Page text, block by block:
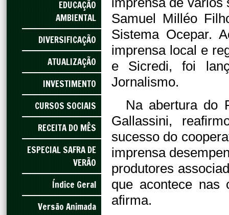
EDUCAÇÃO
AMBIENTAL
DIVERSIFICAÇÃO
ATUALIZAÇÃO
INVESTIMENTO
CURSOS SOCIAIS
RECEITA DO MÊS
ESPECIAL SAFRA DE
VERÃO
Índice Geral
Versão Animada
Samuel Milléo
Sistema Ocepar.
imprensa local e
e Sicredi, foi
Jornalismo.
Na abertura do
Gallassini,
sucesso do
imprensa
produtores
que acontece nas
afirma.